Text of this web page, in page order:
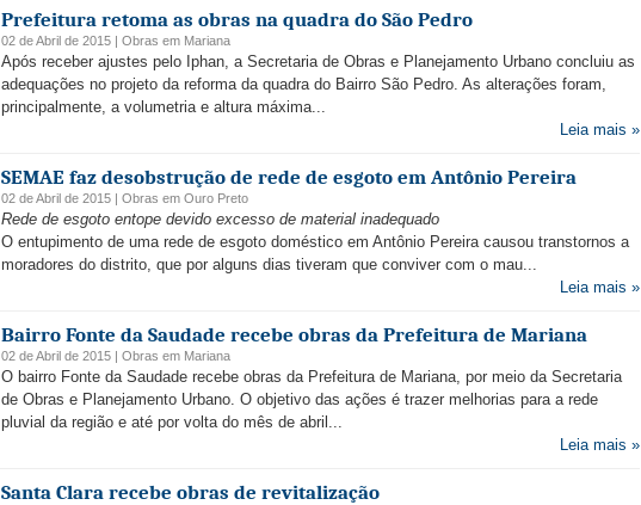
Prefeitura retoma as obras na quadra do São Pedro
02 de Abril de 2015 | Obras em Mariana
Após receber ajustes pelo Iphan, a Secretaria de Obras e Planejamento Urbano concluiu as
adequações no projeto da reforma da quadra do Bairro São Pedro. As alterações foram,
principalmente, a volumetria e altura máxima...
Leia mais »
SEMAE faz desobstrução de rede de esgoto em Antônio Pereira
02 de Abril de 2015 | Obras em Ouro Preto
Rede de esgoto entope devido excesso de material inadequado
O entupimento de uma rede de esgoto doméstico em Antônio Pereira causou transtornos a
moradores do distrito, que por alguns dias tiveram que conviver com o mau...
Leia mais »
Bairro Fonte da Saudade recebe obras da Prefeitura de Mariana
02 de Abril de 2015 | Obras em Mariana
O bairro Fonte da Saudade recebe obras da Prefeitura de Mariana, por meio da Secretaria
de Obras e Planejamento Urbano. O objetivo das ações é trazer melhorias para a rede
pluvial da região e até por volta do mês de abril...
Leia mais »
Santa Clara recebe obras de revitalização